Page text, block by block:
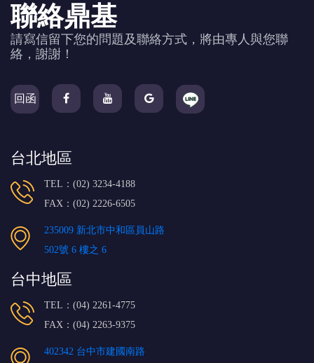
聯絡鼎基
請寫信留下您的問題及聯絡方式，將由專人與您聯
絡，謝謝！
回函
台北地區
TEL：(02) 3234-4188
FAX：(02) 2226-6505
235009 新北市中和區員山路
502號 6 樓之 6
台中地區
TEL：(04) 2261-4775
FAX：(04) 2263-9375
402342 台中市建國南路